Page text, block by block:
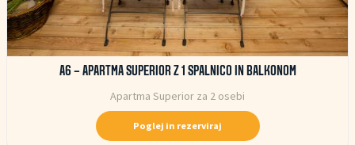
A6 – APARTMA SUPERIOR Z 1 SPALNICO IN BALKONOM
Apartma Superior za 2 osebi
Poglej in rezerviraj